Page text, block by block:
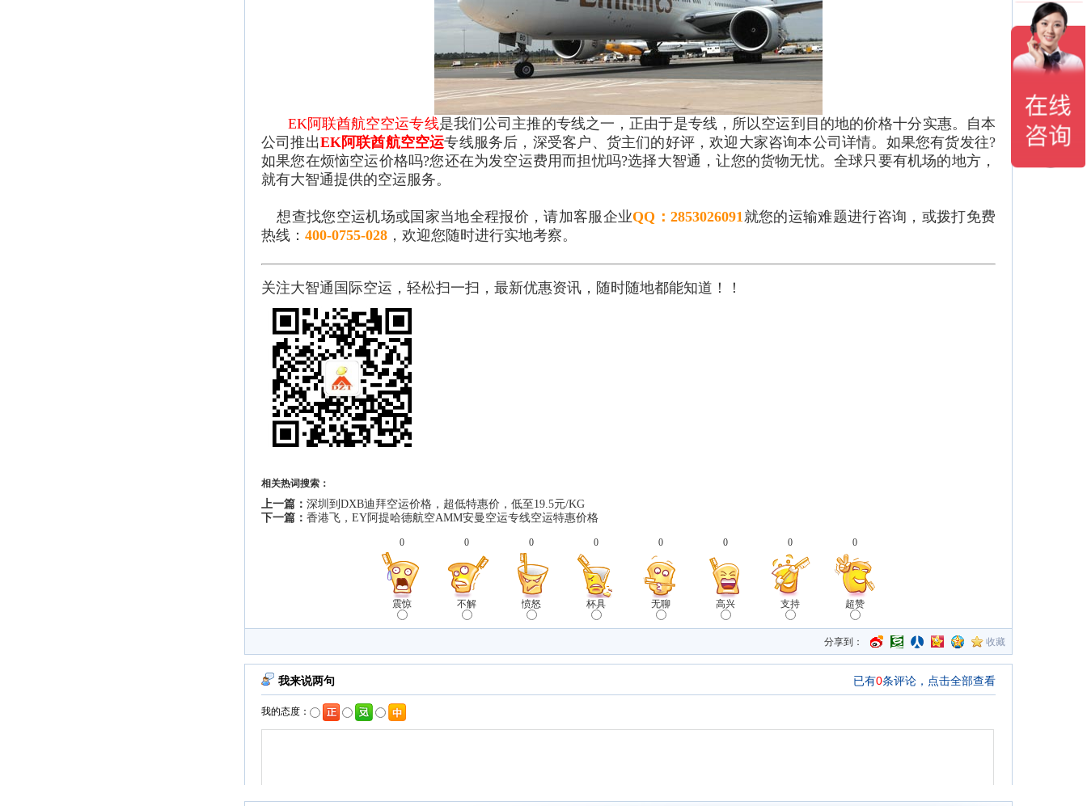
EK阿联酋航空空运专线是我们公司主推的专线之一，正由于是专线，所以空运到目的地的价格十分实惠。自本
公司推出EK阿联酋航空空运专线服务后，深受客户、货主们的好评，欢迎大家咨询本公司详情。如果您有货发往?
如果您在烦恼空运价格吗?您还在为发空运费用而担忧吗?选择大智通，让您的货物无忧。全球只要有机场的地方，
就有大智通提供的空运服务。
想查找您空运机场或国家当地全程报价，请加客服企业QQ：2853026091就您的运输难题进行咨询，或拨打免费
热线： 400-0755-028 ，欢迎您随时进行实地考察。
关注大智通国际空运，轻松扫一扫，最新优惠资讯，随时随地都能知道！！
相关热词搜索：
上一篇： 深圳到DXB迪拜空运价格，超低特惠价，低至19.5元/KG
下一篇： 香港飞，EY阿提哈德航空AMM安曼空运专线空运特惠价格
0
震惊
0
不解
0
愤怒
0
杯具
0
无聊
0
高兴
0
支持
0
超赞
分享到： 收藏